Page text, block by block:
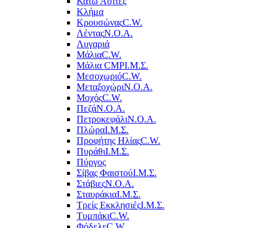
Κλήμα
ΚρουσώναςC.W.
ΛένταςΝ.Ο.Α.
Λυγαριά
ΜάλιαC.W.
Μάλια CMPΙ.Μ.Σ.
ΜεσοχωριόC.W.
ΜεταξοχώριΝ.Ο.Α.
ΜοχόςC.W.
ΠεζάΝ.Ο.Α.
ΠετροκεφάλιΝ.Ο.Α.
ΠλώραΙ.Μ.Σ.
Προφήτης ΗλίαςC.W.
ΠυράθιΙ.Μ.Σ.
Πύργος
Σίβας ΦαιστούΙ.Μ.Σ.
ΣτάβιεςΝ.Ο.Α.
ΣταυράκιαΙ.Μ.Σ.
Τρείς ΕκκλησιέςΙ.Μ.Σ.
ΤυμπάκιC.W.